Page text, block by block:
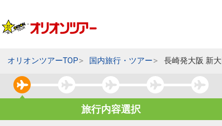
オリオンツアーTOP 国内旅行・ツアー 長崎発大阪 新
旅行内容選択